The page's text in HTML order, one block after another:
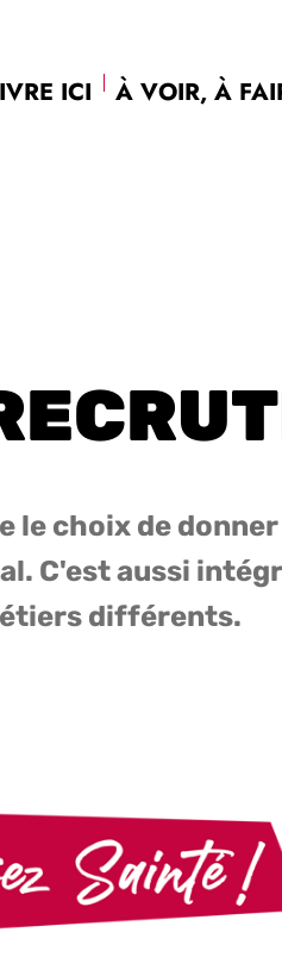
ICI À VOIR, À
choix de
C'est aussi
différents.